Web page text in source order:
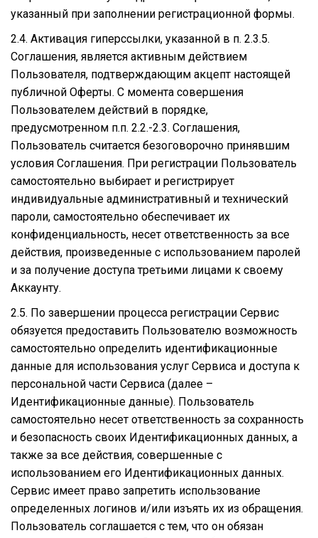
указанный при заполнении регистрационной формы.
2.4. Активация гиперссылки, указанной в п. 2.3.5.
Соглашения, является активным действием
Пользователя, подтверждающим акцепт настоящей
публичной Оферты. С момента совершения
Пользователем действий в порядке,
предусмотренном п.п. 2.2.-2.3. Соглашения,
Пользователь считается безоговорочно принявшим
условия Соглашения. При регистрации Пользователь
самостоятельно выбирает и регистрирует
индивидуальные административный и технический
пароли, самостоятельно обеспечивает их
конфиденциальность, несет ответственность за все
действия, произведенные с использованием паролей
и за получение доступа третьими лицами к своему
Аккаунту.
2.5. По завершении процесса регистрации Сервис
обязуется предоставить Пользователю возможность
самостоятельно определить идентификационные
данные для использования услуг Сервиса и доступа к
персональной части Сервиса (далее –
Идентификационные данные). Пользователь
самостоятельно несет ответственность за сохранность
и безопасность своих Идентификационных данных, а
также за все действия, совершенные с
использованием его Идентификационных данных.
Сервис имеет право запретить использование
определенных логинов и/или изъять их из обращения.
Пользователь соглашается с тем, что он обязан